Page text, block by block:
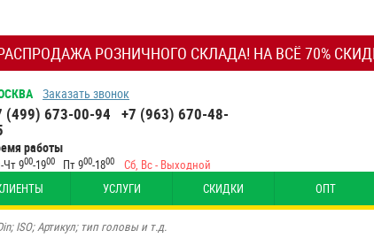
РОЗНИЧНОГО СКЛАДА! НА ВСЁ 70%
Заказать звонок
(499) 673-00-94 +7 (963) 670-48-
работы
Чт 900-1900 Пт 900-1800 Сб, Вс - Выходной
УСЛУГИ СКИДКИ ОПТ